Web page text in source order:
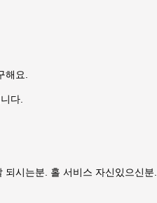
해요.
다.
되시는분. 홀 서비스 자신있으신분.